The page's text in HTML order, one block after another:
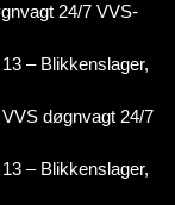
24/7 VVS-
– Blikkenslager,
døgnvagt 24/7
– Blikkenslager,